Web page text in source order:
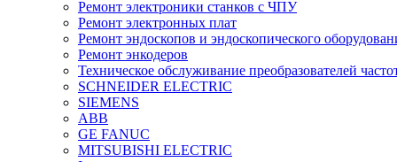
Ремонт электроники станков с ЧПУ
Ремонт электронных плат
Ремонт эндоскопов и эндоскопического
Ремонт энкодеров
Техническое обслуживание преобразователей
SCHNEIDER ELECTRIC
SIEMENS
ABB
GE FANUC
MITSUBISHI ELECTRIC